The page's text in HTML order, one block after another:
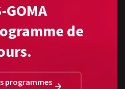
GOMA
de
programmes